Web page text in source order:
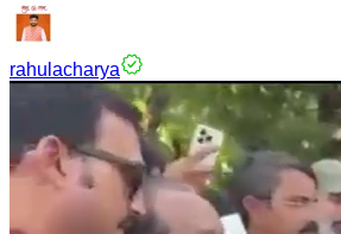
rahulacharya